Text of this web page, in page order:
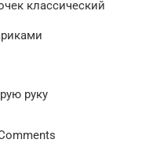
классический
руку